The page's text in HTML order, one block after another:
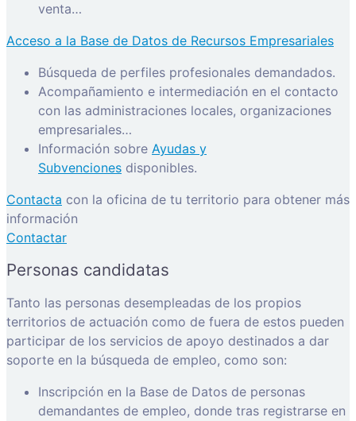
venta…
Acceso a la Base de Datos de Recursos Empresariales
Búsqueda de perfiles profesionales demandados.
Acompañamiento e intermediación en el contacto
con las administraciones locales, organizaciones
empresariales…
Información sobre Ayudas y
Subvenciones disponibles.
Contacta con la oficina de tu territorio para obtener más
información
Contactar
Personas candidatas
Tanto las personas desempleadas de los propios
territorios de actuación como de fuera de estos pueden
participar de los servicios de apoyo destinados a dar
soporte en la búsqueda de empleo, como son:
Inscripción en la Base de Datos de personas
demandantes de empleo, donde tras registrarse en